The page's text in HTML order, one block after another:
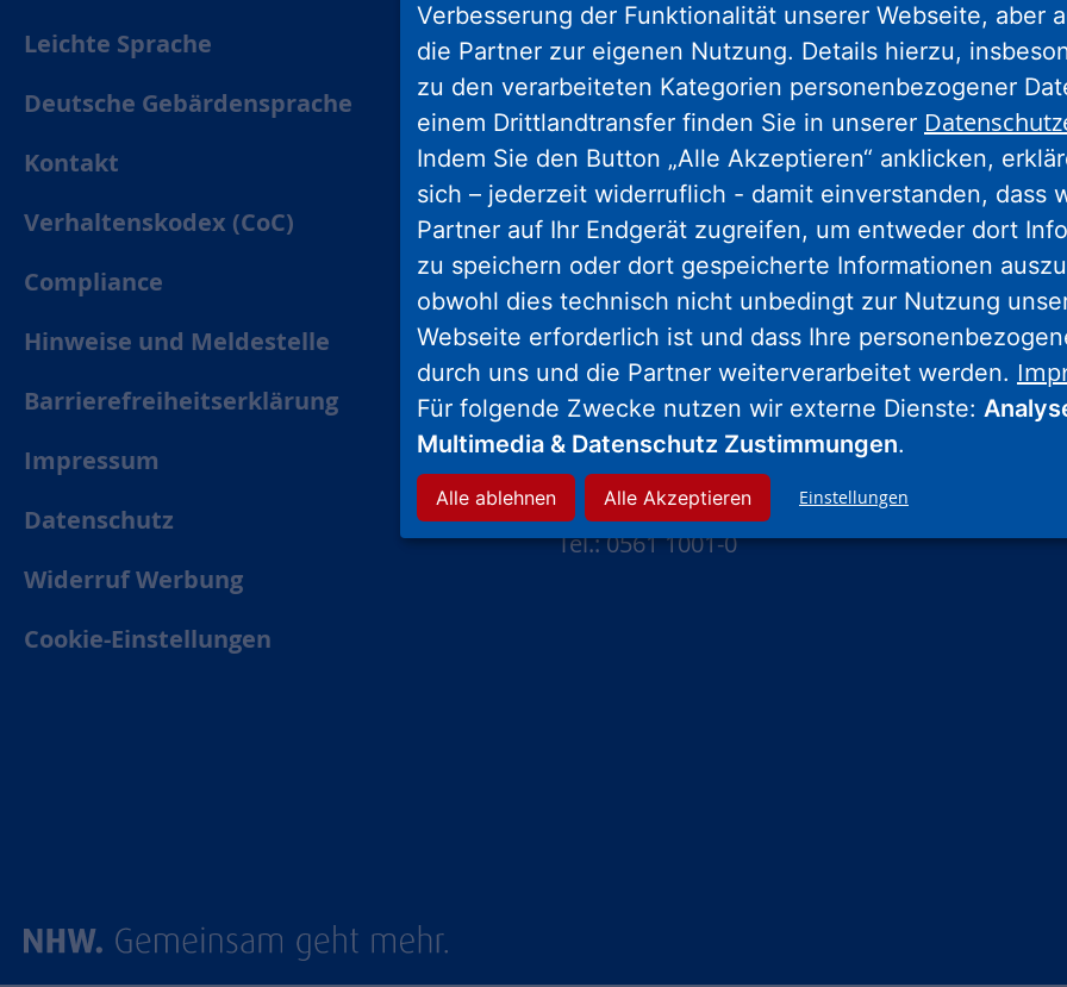
Leichte Sprache
Deutsche Gebärdensprache
Kontakt
Verhaltenskodex (CoC)
Compliance
Hinweise und Meldestelle
Barrierefreiheitserklärung
Impressum
Datenschutz
Widerruf Werbung
Cookie-Einstellungen
Nassauische Heimstätte Wohnungs- und
Entwicklungsgesellschaft mbH
Schaumainkai 47
60596 Frankfurt am Main
Tel.: 069 678674-0
Hinweis: Wegen Umbaumaßnahmen
geschlossen.Weitere Informationen.
Wohnstadt Stadtentwicklungs- und
Wohnungsbaugesellschaft Hessen mbH
Wolfsschlucht 18
34117 Kassel
Tel.: 0561 1001-0
Verbesserung der Funktionalität unserer Webseite, aber
die Partner zur eigenen Nutzung. Details hierzu,
zu den verarbeiteten Kategorien personenbezogener
einem Drittlandtransfer finden Sie in unserer
Indem Sie den Button „Alle Akzeptieren“ anklicken,
sich – jederzeit widerruflich - damit einverstanden, dass
Partner auf Ihr Endgerät zugreifen, um entweder dort
zu speichern oder dort gespeicherte Informationen
obwohl dies technisch nicht unbedingt zur Nutzung
Webseite erforderlich ist und dass Ihre
durch uns und die Partner weiterverarbeitet werden.
Für folgende Zwecke nutzen wir externe Dienste:
Multimedia & Datenschutz Zustimmungen.
Einstellungen
Alle ablehnen Alle Akzeptieren